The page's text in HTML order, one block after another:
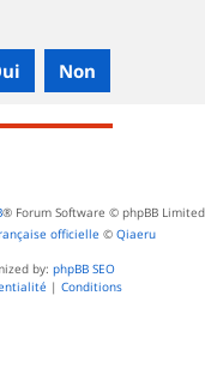
® Forum Software © phpBB Limited
officielle © Qiaeru
by: phpBB SEO
| Conditions